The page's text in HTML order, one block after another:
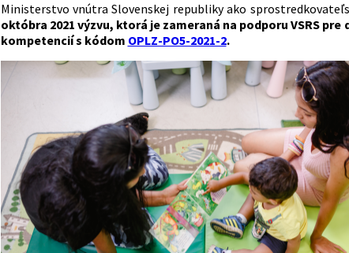
Ministerstvo vnútra Slovenskej republiky ako
októbra 2021 výzvu, ktorá je zameraná na podporu VSRS
kompetencií s kódom OPLZ-PO5-2021-2.